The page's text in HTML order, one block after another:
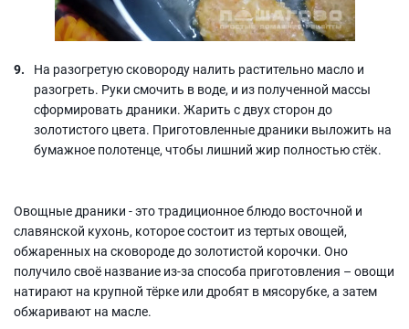
На разогретую сковороду налить растительно масло и
разогреть. Руки смочить в воде, и из полученной массы
сформировать драники. Жарить с двух сторон до
золотистого цвета. Приготовленные драники выложить на
бумажное полотенце, чтобы лишний жир полностью стёк.
Овощные драники - это традиционное блюдо восточной и
славянской кухонь, которое состоит из тертых овощей,
обжаренных на сковороде до золотистой корочки. Оно
получило своё название из-за способа приготовления – овощи
натирают на крупной тёрке или дробят в мясорубке, а затем
обжаривают на масле.